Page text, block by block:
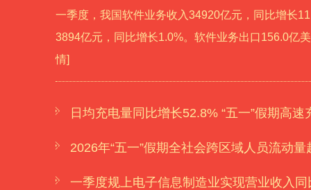
一季度，我国软件业务收入34920亿元，同比增长
3894亿元，同比增长1.0%。软件业务出口156.0亿
情]
日均充电量同比增长52.8% “五一”假期高
2026年“五一”假期全社会跨区域人员流动
一季度规上电子信息制造业实现营业收入